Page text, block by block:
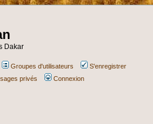
Dakar
Groupes d'utilisateurs
S'enregistrer
privés Connexion